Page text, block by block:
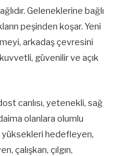
Geleneklerine bağlı
peşinden koşar. Yeni
arkadaş çevresini
güvenilir ve açık
canlısı, yetenekli, sağ
olanlara olumlu
yüksekleri hedefleyen,
çalışkan, çılgın,